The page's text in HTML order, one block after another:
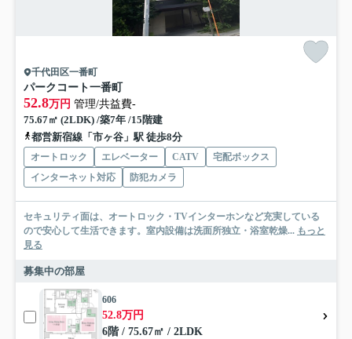
千代田区一番町
パークコート一番町
52.8万円 管理/共益費-
75.67㎡ (2LDK) /築7年 /15階建
都営新宿線「市ヶ谷」駅 徒歩8分
オートロック エレベーター CATV
宅配ボックス
インターネット対応
防犯カメラ
セキュリティ面は、オートロック・TVインターホンなど充実している
ので安心して生活できます。室内設備は洗面所独立・浴室乾燥... もっと
見る
募集中の部屋
606
52.8万円
6階 / 75.67㎡ / 2LDK